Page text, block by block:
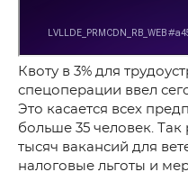
Квоту в 3% для
спецоперации ввел
Это касается всех
больше 35 человек.
тысяч вакансий для
налоговые льготы и